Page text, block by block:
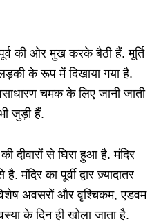
की ओर मुख करके बैठी हैं. मूर्ति
के रूप में दिखाया गया है.
चमक के लिए जानी जाती
जुड़ी हैं.
दीवारों से घिरा हुआ है. मंदिर
मंदिर का पूर्वी द्वार ज़्यादातर
अवसरों और वृश्चिकम, एडवम
के दिन ही खोला जाता है.